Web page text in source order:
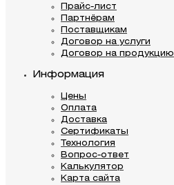
Прайс-лист
Партнёрам
Поставщикам
Договор на услуги
Договор на продукцию
Информация
Цены
Оплата
Доставка
Сертификаты
Технология
Вопрос-ответ
Калькулятор
Карта сайта